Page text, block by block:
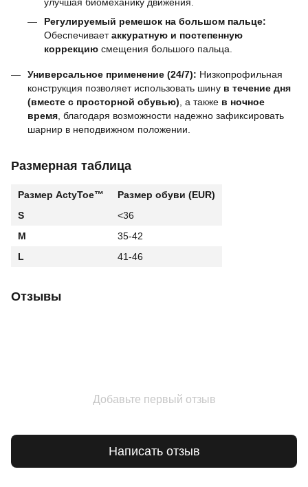
Регулируемый ремешок на большом пальце:
Обеспечиваетаккуратную и постепенную
коррекцию смещения большого пальца.
Универсальное применение (24/7): Низкопрофильная
конструкция позволяет использовать шину в течение дня
(вместе с просторной обувью), а также в ночное
время, благодаря возможности надежно зафиксировать
шарнир в неподвижном положении.
Размерная таблица
Размер ActyToe™
Размер обуви (EUR)
S
<36
M
35-42
L
41-46
Отзывы
Добавьте первый отзыв
Написать отзыв